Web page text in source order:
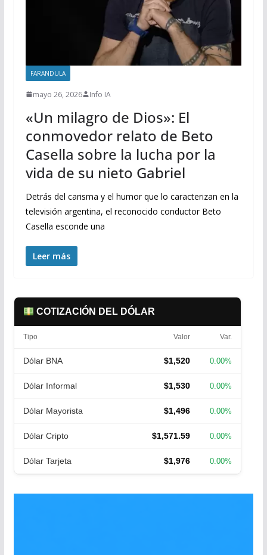
FARANDULA
mayo 26, 2026 Info IA
«Un milagro de Dios»: El
conmovedor relato de Beto
Casella sobre la lucha por la
vida de su nieto Gabriel
Detrás del carisma y el humor que lo caracterizan en la
televisión argentina, el reconocido conductor Beto
Casella esconde una
Leer más
COTIZACIÓN DEL DÓLAR
Tipo Valor Var.
Dólar BNA $1,520 0.00%
Dólar Informal $1,530 0.00%
Dólar Mayorista $1,496 0.00%
Dólar Cripto $1,571.59 0.00%
Dólar Tarjeta $1,976 0.00%